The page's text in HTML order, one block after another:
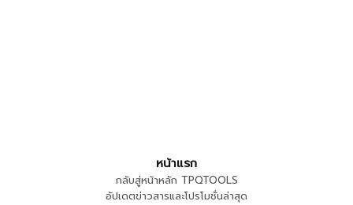
หน้าแรก
กลับสู่หน้าหลัก TPQTOOLS
อัปเดตข่าวสารและโปรโมชั่นล่าสุด